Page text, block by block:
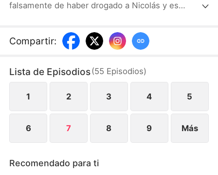
falsamente de haber drogado a Nicolás y es
hasta que el destino la pone frente a frente con su
nuevo jefe: el mismísimo Nicolás. Debajo de su
nuevamente atraído por ella. Pero, ¿cuánto tardará
en descubrir la verdad—que Carolina ha estado
criando en secreto a su hijo?
Compartir:
Lista de Episodios(55 Episodios)
1 2 3 4 5
6 7 8 9 Más
Recomendado para ti